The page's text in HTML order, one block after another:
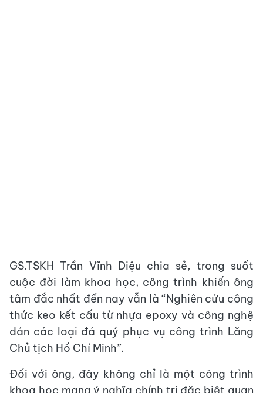
GS.TSKH Trần Vĩnh Diệu chia sẻ, trong suốt
cuộc đời làm khoa học, công trình khiến ông
tâm đắc nhất đến nay vẫn là “Nghiên cứu công
thức keo kết cấu từ nhựa epoxy và công nghệ
dán các loại đá quý phục vụ công trình Lăng
Chủ tịch Hồ Chí Minh”.
Đối với ông, đây không chỉ là một công trình